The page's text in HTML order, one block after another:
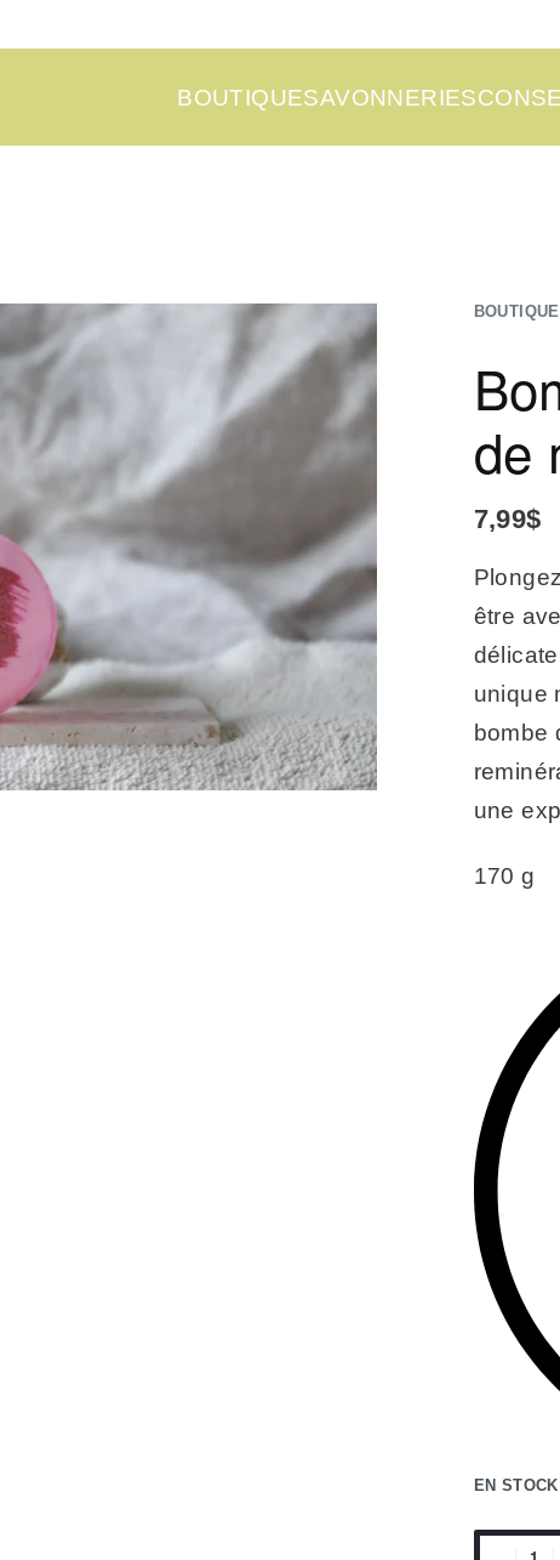
BOUTIQUESAVONNERIES
BOUTIQUE
de
7,99$
être
unique
bombe
une
170 g
EN